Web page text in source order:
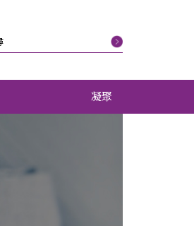
凝聚